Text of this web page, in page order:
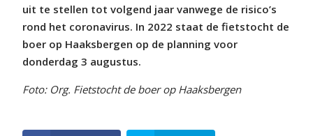
uit te stellen tot volgend jaar vanwege de risico’s
rond het coronavirus. In 2022 staat de fietstocht de
boer op Haaksbergen op de planning voor
donderdag 3 augustus.
Foto: Org. Fietstocht de boer op Haaksbergen